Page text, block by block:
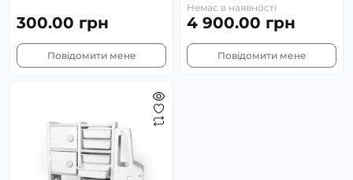
300.00 грн
Повідомити мене
Немає в наявності
4 900.00 грн
Повідомити мене